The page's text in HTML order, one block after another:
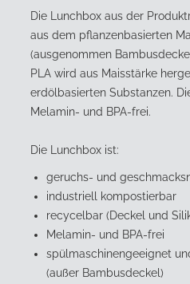
Die Lunchbox aus der
aus dem pflanzenbasierten
(ausgenommen
PLA wird aus Maisstärke
erdölbasierten Substanzen.
Melamin- und BPA-frei.
Die Lunchbox ist:
geruchs- und
industriell kompostierbar
recycelbar (Deckel und
Melamin- und BPA-frei
spülmaschinengeeignet
(außer Bambusdeckel)